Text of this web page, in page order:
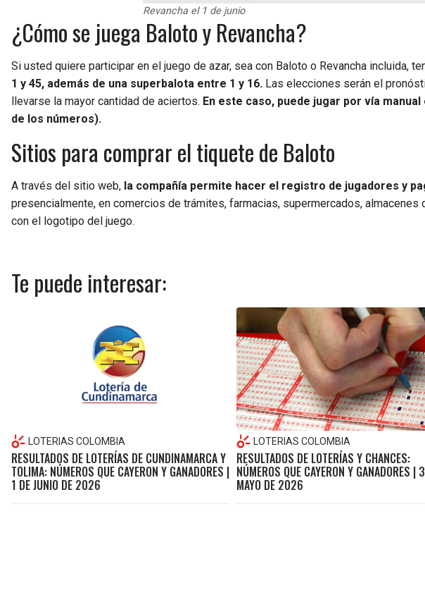
Revancha el 1 de junio
¿Cómo se juega Baloto y Revancha?
Si usted quiere participar en el juego de azar, sea con Baloto o Revancha incluida,
1 y 45, además de una superbalota entre 1 y 16. Las elecciones serán el
llevarse la mayor cantidad de aciertos. En este caso, puede jugar por vía
de los números).
Sitios para comprar el tiquete de Baloto
A través del sitio web, la compañía permite hacer el registro de jugadores y
presencialmente, en comercios de trámites, farmacias, supermercados,
con el logotipo del juego.
Te puede interesar:
LOTERIAS COLOMBIA
RESULTADOS DE LOTERÍAS DE CUNDINAMARCA Y
TOLIMA: NÚMEROS QUE CAYERON Y GANADORES |
1 DE JUNIO DE 2026
LOTERIAS COLOMBIA
RESULTADOS DE LOTERÍAS Y CHANCES:
NÚMEROS QUE CAYERON Y GANADORES |
MAYO DE 2026